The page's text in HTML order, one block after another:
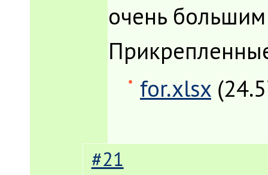
очень
for.xlsx
#21